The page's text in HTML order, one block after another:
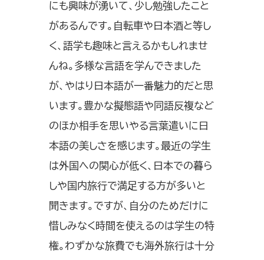
にも興味が湧いて、少し勉強したこと
があるんです。自転車や日本酒と等し
く、語学も趣味と言えるかもしれませ
んね。多様な言語を学んできました
が、やはり日本語が一番魅力的だと思
います。豊かな擬態語や同語反複など
のほか相手を思いやる言葉遣いに日
本語の美しさを感じます。最近の学生
は外国への関心が低く、日本での暮ら
しや国内旅行で満足する方が多いと
聞きます。ですが、自分のためだけに
惜しみなく時間を使えるのは学生の特
権。わずかな旅費でも海外旅行は十分